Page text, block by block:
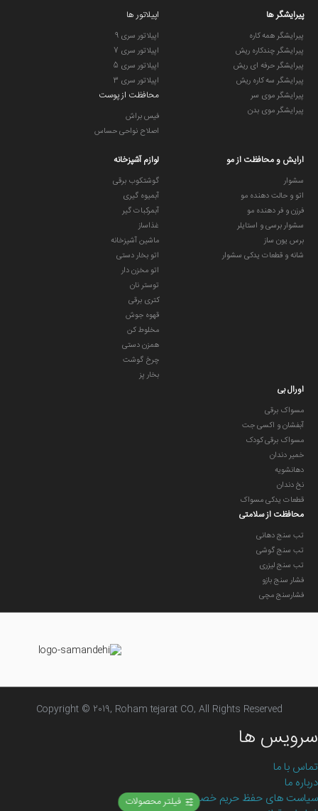
پیرایشگر ها
پیرایشگر همه کاره
پیرایشگر چندکاره ریش
پیرایشگر حرفه ای ریش
پیرایشگر سه کاره ریش
پیرایشگر موی سر
پیرایشگر موی بدن
اپیلاتور ها
اپیلاتور سری 9
اپیلاتور سری 7
اپیلاتور سری 5
اپیلاتور سری 3
محافظت از پوست
فیس براش
اصلاح نواحی حساس
ارایش و محافظت از مو
سشوار
اتو و حالت دهنده مو
فرزن و فر دهنده مو
سشوار برسی و استایلر
برس یون ساز
شانه و قطعات یدکی سشوار
لوازم آشپزخانه
گوشتکوب برقی
آبمیوه گیری
آبمرکبات گیر
غذاساز
ماشین آشپزخانه
اتو بخار دستی
اتو مخزن دار
توستر نان
کتری برقی
قهوه جوش
مخلوط کن
همزن دستی
چرخ گوشت
بخار پز
اورال بی
مسواک برقی
آبفشان و اکسی جت
مسواک برقی کودک
خمیر دندان
دهانشویه
نخ دندان
قطعات یدکی مسواک
محافظت از سلامتی
تب سنج دهانی
تب سنج گوشی
تب سنج لیزری
فشار سنج بازو
فشارسنج مچی
Copyright © 2019, Roham tejarat CO, All Rights Reserved
سرویس ها
تماس با ما
درباره ما
سیاست های حفظ حریم خصوصیفیلتر محصولات